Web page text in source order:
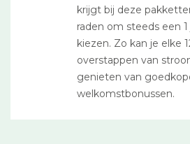
krijgt bij deze
raden om steeds een
kiezen. Zo kan je elke
overstappen van
genieten van
welkomstbonussen.